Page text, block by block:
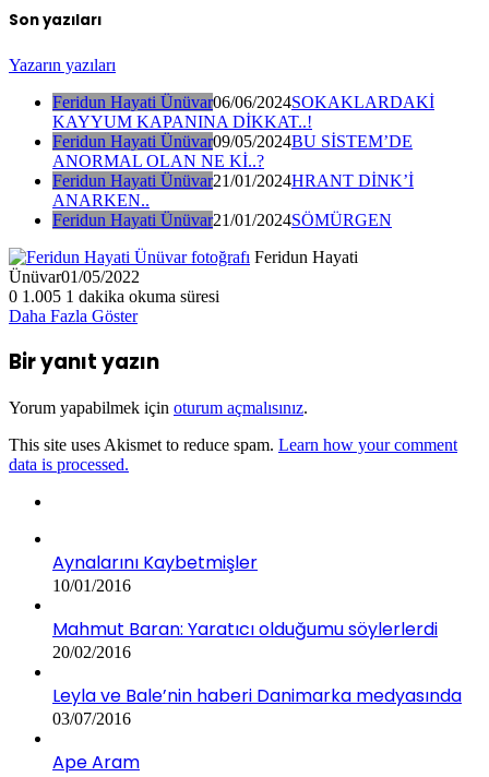
Son yazıları
Yazarın yazıları
Feridun Hayati Ünüvar06/06/2024SOKAKLARDAKİ
KAYYUM KAPANINA DİKKAT..!
Feridun Hayati Ünüvar09/05/2024BU SİSTEM’DE
ANORMAL OLAN NE Kİ..?
Feridun Hayati Ünüvar21/01/2024HRANT DİNK’İ
ANARKEN..
Feridun Hayati Ünüvar21/01/2024SÖMÜRGEN
Feridun Hayati
Ünüvar01/05/2022
0 1.005 1 dakika okuma süresi
Daha Fazla Göster
Bir yanıt yazın
Yorum yapabilmek için oturum açmalısınız.
This site uses Akismet to reduce spam. Learn how your comment
data is processed.
Aynalarını Kaybetmişler
10/01/2016
Mahmut Baran: Yaratıcı olduğumu söylerlerdi
20/02/2016
Leyla ve Bale’nin haberi Danimarka medyasında
03/07/2016
Ape Aram